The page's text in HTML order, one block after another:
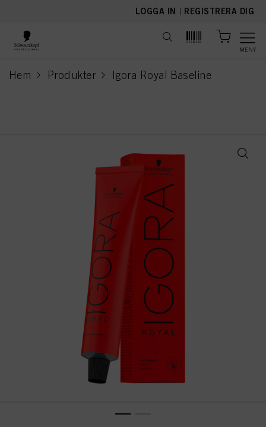
LOGGA IN | REGISTRERA DIG
MENY
Hem Produkter Igora Royal Baseline
current page